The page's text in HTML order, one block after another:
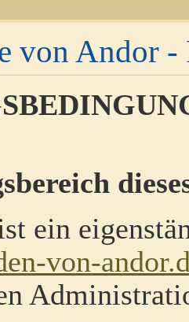
von Andor -
ein
von-